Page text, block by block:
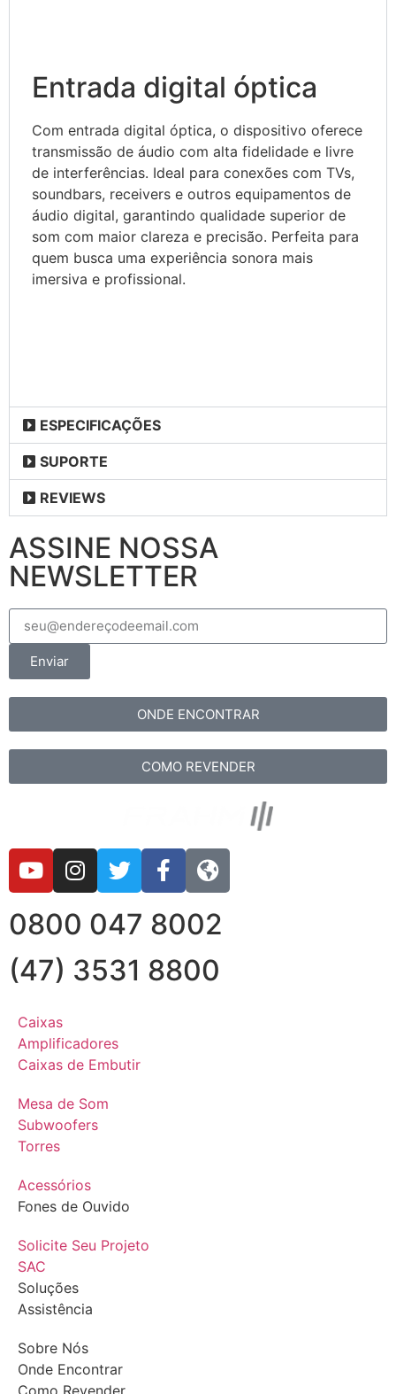
Entrada digital óptica
Com entrada digital óptica, o dispositivo oferece
transmissão de áudio com alta fidelidade e livre
de interferências. Ideal para conexões com TVs,
soundbars, receivers e outros equipamentos de
áudio digital, garantindo qualidade superior de
som com maior clareza e precisão. Perfeita para
quem busca uma experiência sonora mais
imersiva e profissional.
ESPECIFICAÇÕES
SUPORTE
REVIEWS
ASSINE NOSSA
NEWSLETTER
Enviar
ONDE ENCONTRAR
COMO REVENDER
0800 047 8002
(47) 3531 8800
Caixas
Amplificadores
Caixas de Embutir
Mesa de Som
Subwoofers
Torres
Acessórios
Fones de Ouvido
Solicite Seu Projeto
SAC
Soluções
Assistência
Sobre Nós
Onde Encontrar
Como Revender